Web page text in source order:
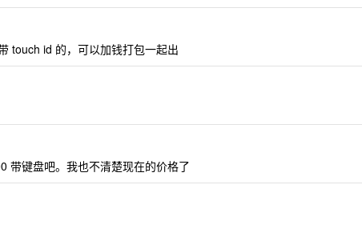
touch id 的，可以加钱打包一起出
带键盘吧。我也不清楚现在的价格了